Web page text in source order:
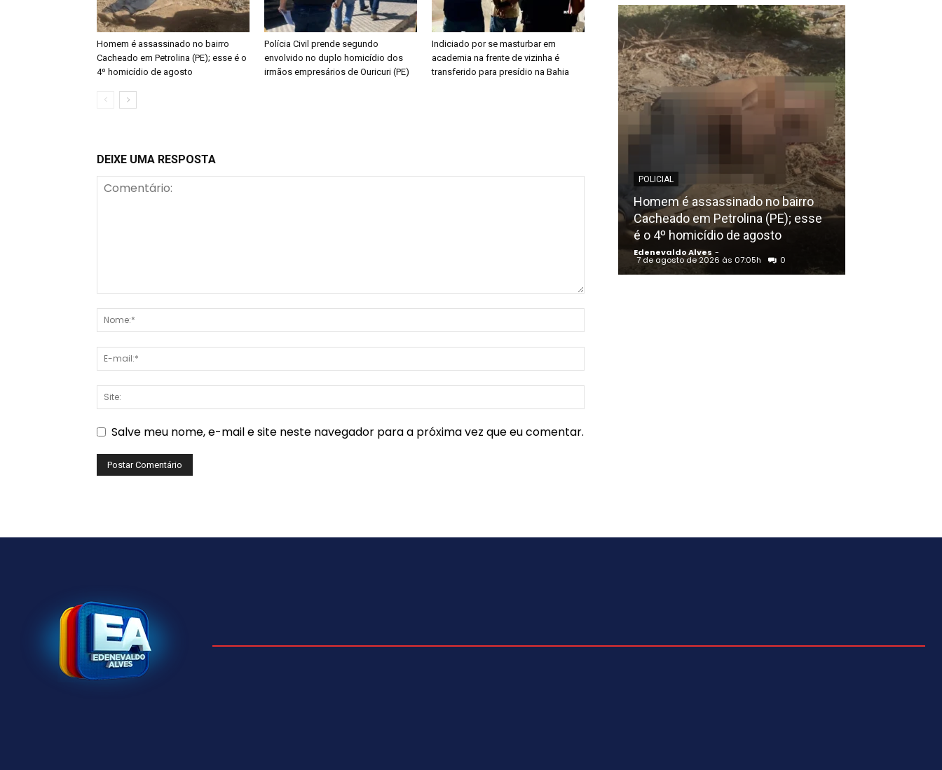
Homem é assassinado no bairro
Cacheado em Petrolina (PE); esse é o
4º homicídio de agosto
Polícia Civil prende segundo
envolvido no duplo homicídio dos
irmãos empresários de Ouricuri (PE)
Indiciado por se masturbar em
academia na frente de vizinha é
transferido para presídio na Bahia
DEIXE UMA RESPOSTA
Salve meu nome, e-mail e site neste navegador para a próxima vez que eu comentar.
POLICIAL
Homem é assassinado no bairro
Cacheado em Petrolina (PE); esse
é o 4º homicídio de agosto
Edenevaldo Alves -
7 de agosto de 2026 às 07:05h 0